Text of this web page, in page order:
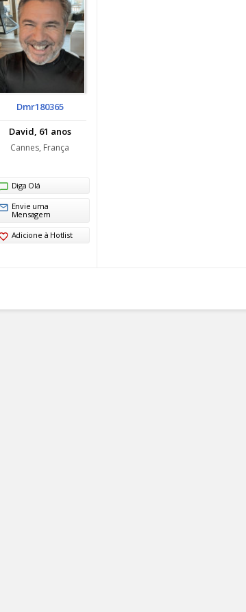
Dmr180365
David, 61 anos
Cannes, França
Diga Olá
Envie uma
Mensagem
Adicione à Hotlist